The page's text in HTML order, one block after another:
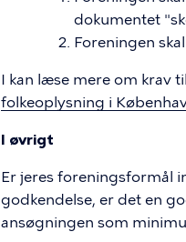
dokumentet
Foreningen
I kan læse mere om krav
folkeoplysning i
I øvrigt
Er jeres foreningsformål
godkendelse, er det en
ansøgningen som